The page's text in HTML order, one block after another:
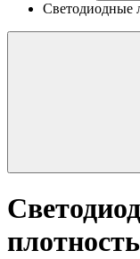
Светодиодные